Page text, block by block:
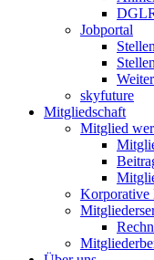
Jobportal
skyfuture
Mitgliedschaft
Mitglied
Korporative